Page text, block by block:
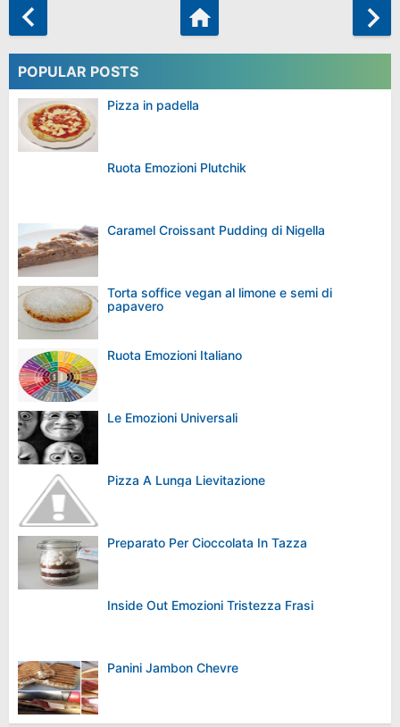
POPULAR POSTS
Pizza in padella
Ruota Emozioni Plutchik
Caramel Croissant Pudding di Nigella
Torta soffice vegan al limone e semi di
papavero
Ruota Emozioni Italiano
Le Emozioni Universali
Pizza A Lunga Lievitazione
Preparato Per Cioccolata In Tazza
Inside Out Emozioni Tristezza Frasi
Panini Jambon Chevre